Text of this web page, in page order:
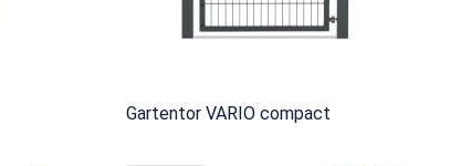
Gartentor VARIO compact